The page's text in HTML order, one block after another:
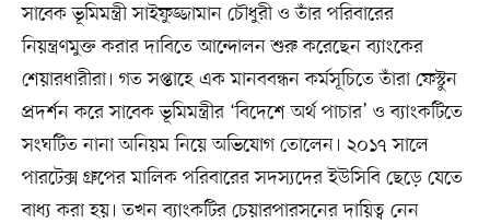
সাবেক ভূমিমন্ত্রী সাইফুজ্জামান চৌধুরী ও তাঁর পরিবারের
নিয়ন্ত্রণমুক্ত করার দাবিতে আন্দোলন শুরু করেছেন ব্যাংকের
শেয়ারধারীরা। গত সপ্তাহে এক মানববন্ধন কর্মসূচিতে তাঁরা ফেস্টুন
প্রদর্শন করে সাবেক ভূমিমন্ত্রীর ‘বিদেশে অর্থ পাচার’ ও ব্যাংকটিতে
সংঘটিত নানা অনিয়ম নিয়ে অভিযোগ তোলেন। ২০১৭ সালে
পারটেক্স গ্রুপের মালিক পরিবারের সদস্যদের ইউসিবি ছেড়ে যেতে
বাধ্য করা হয়। তখন ব্যাংকটির চেয়ারপারসনের দায়িত্ব নেন